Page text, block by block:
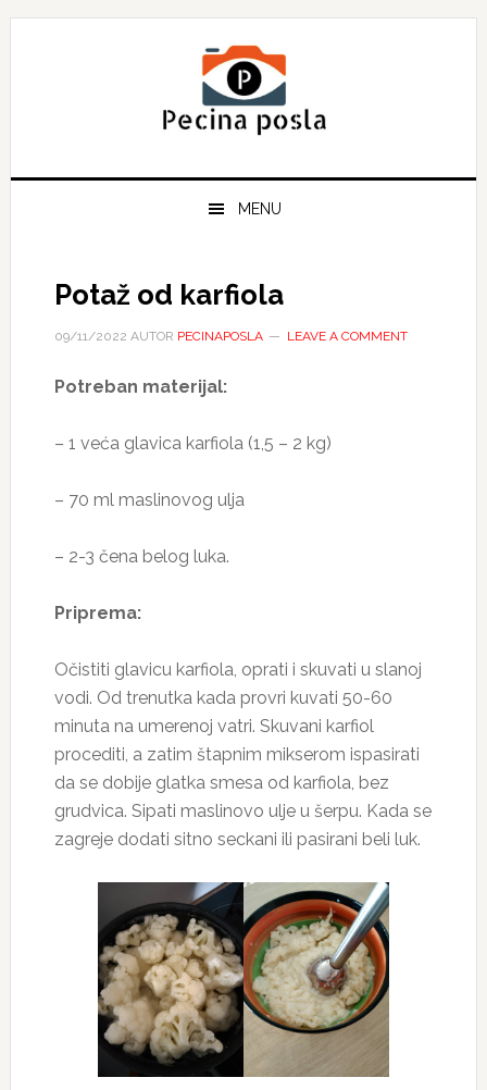
Skip
Skip
Skip
MENU
Potaž od karfiola
09/11/2022 AUTOR PECINAPOSLA LEAVE A COMMENT
Potreban materijal:
– 1 veća glavica karfiola (1,5 – 2 kg)
– 70 ml maslinovog ulja
– 2-3 čena belog luka.
Priprema:
Očistiti glavicu karfiola, oprati i skuvati u slanoj
vodi. Od trenutka kada provri kuvati 50-60
minuta na umerenoj vatri. Skuvani karfiol
procediti, a zatim štapnim mikserom ispasirati
da se dobije glatka smesa od karfiola, bez
grudvica. Sipati maslinovo ulje u šerpu. Kada se
zagreje dodati sitno seckani ili pasirani beli luk.